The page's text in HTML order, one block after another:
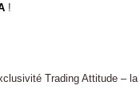
!
Trading Attitude – la